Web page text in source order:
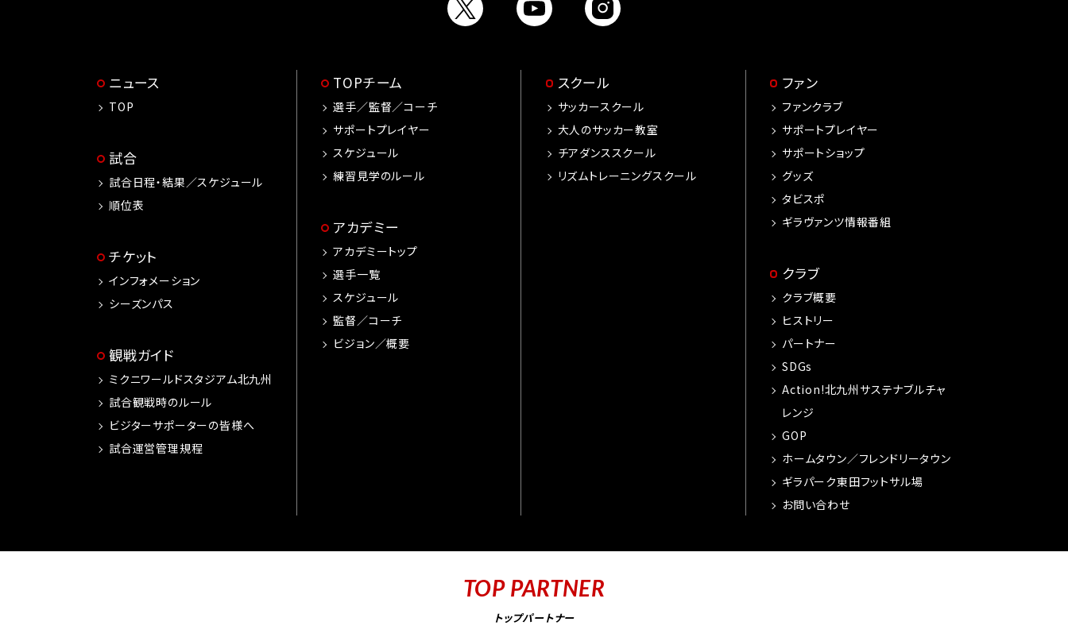
ニュース
TOP
試合
試合日程・結果／スケジュール
順位表
チケット
インフォメーション
シーズンパス
観戦ガイド
ミクニワールドスタジアム北九州
試合観戦時のルール
ビジターサポーターの皆様へ
試合運営管理規程
TOPチーム
選手／監督／コーチ
サポートプレイヤー
スケジュール
練習見学のルール
アカデミー
アカデミートップ
選手一覧
スケジュール
監督／コーチ
ビジョン／概要
スクール
サッカースクール
大人のサッカー教室
チアダンススクール
リズムトレーニングスクール
ファン
ファンクラブ
サポートプレイヤー
サポートショップ
グッズ
タビスポ
ギラヴァンツ情報番組
クラブ
クラブ概要
ヒストリー
パートナー
SDGs
Action!北九州サステナブルチャ
レンジ
GOP
ホームタウン／フレンドリータウン
ギラパーク東田フットサル場
お問い合わせ
TOP PARTNER
トップパートナー